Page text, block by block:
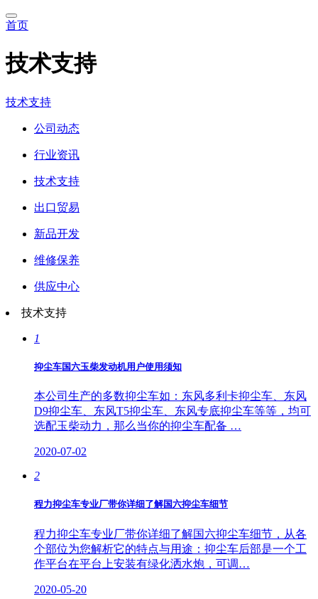
首页
技术支持
技术支持
公司动态
行业资讯
技术支持
出口贸易
新品开发
维修保养
供应中心
技术支持
1
抑尘车国六玉柴发动机用户使用须知
本公司生产的多数抑尘车如：东风多利卡抑尘车、东风
D9抑尘车、东风T5抑尘车、东风专底抑尘车等等，均可
选配玉柴动力，那么当你的抑尘车配备 …
2020-07-02
2
程力抑尘车专业厂带你详细了解国六抑尘车细节
程力抑尘车专业厂带你详细了解国六抑尘车细节，从各
个部位为您解析它的特点与用途：抑尘车后部是一个工
作平台在平台上安装有绿化洒水炮，可调…
2020-05-20